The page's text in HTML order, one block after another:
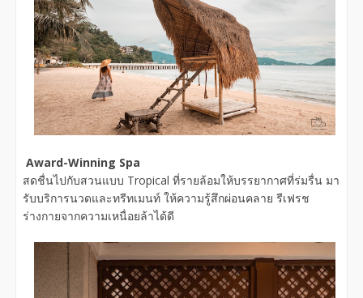
Award-Winning Spa
สดชื่นไปกับสวนแบบ Tropical ที่รายล้อมให้บรรยากาศที่ร่มรื่น มา
รับบริการนวดและทรีทเมนท์ ให้ความรู้สึกผ่อนคลาย รีเฟรช
ร่างกายจากความเหนื่อยล้าได้ดี